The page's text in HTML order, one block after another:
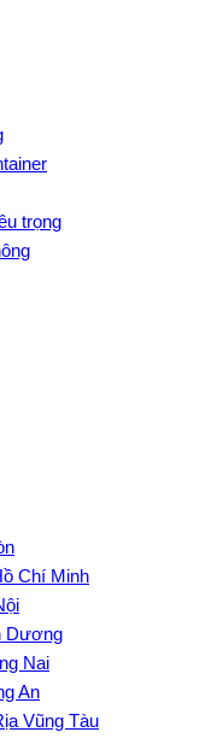
trọng
Chí Minh
Dương
Nai
An
Vũng Tàu